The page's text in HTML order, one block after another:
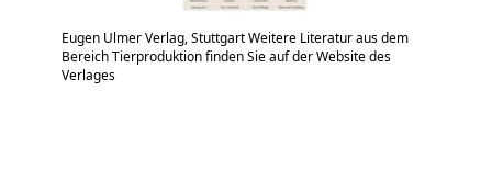
Eugen Ulmer Verlag, Stuttgart Weitere Literatur aus dem
Bereich Tierproduktion finden Sie auf der Website des
Verlages